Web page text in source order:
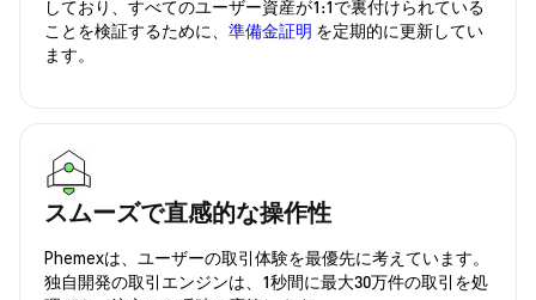
しており、すべてのユーザー資産が1:1で裏付けられている
ことを検証するために、 準備金証明 を定期的に更新してい
ます。
スムーズで直感的な操作性
Phemexは、ユーザーの取引体験を最優先に考えています。
独自開発の取引エンジンは、1秒間に最大30万件の取引を処